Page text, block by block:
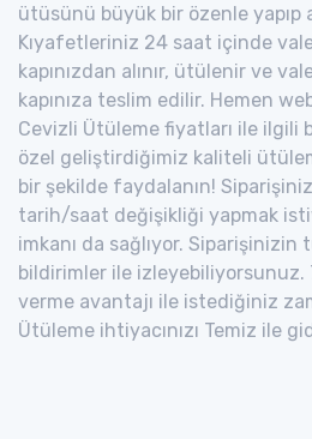
ütüsünü büyük bir özenle yapıp
Kıyafetleriniz 24 saat içinde
kapınızdan alınır, ütülenir ve
kapınıza teslim edilir. Hemen
Cevizli Ütüleme fiyatları ile ilgili
özel geliştirdiğimiz kaliteli
bir şekilde faydalanın!
tarih/saat değişikliği yapmak
imkanı da sağlıyor. Siparişinizin
bildirimler ile
verme avantajı ile istediğiniz
Ütüleme ihtiyacınızı Temiz ile